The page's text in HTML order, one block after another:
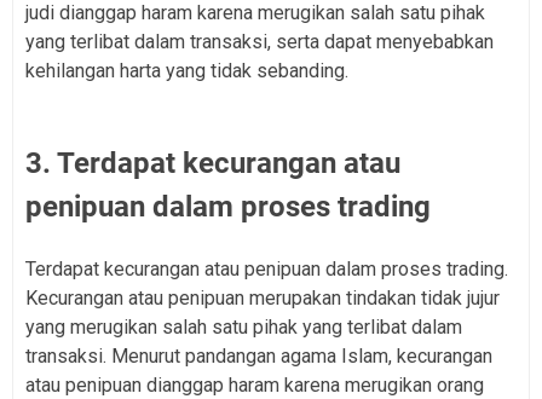
judi dianggap haram karena merugikan salah satu pihak
yang terlibat dalam transaksi, serta dapat menyebabkan
kehilangan harta yang tidak sebanding.
3. Terdapat kecurangan atau
penipuan dalam proses trading
Terdapat kecurangan atau penipuan dalam proses trading.
Kecurangan atau penipuan merupakan tindakan tidak jujur
yang merugikan salah satu pihak yang terlibat dalam
transaksi. Menurut pandangan agama Islam, kecurangan
atau penipuan dianggap haram karena merugikan orang